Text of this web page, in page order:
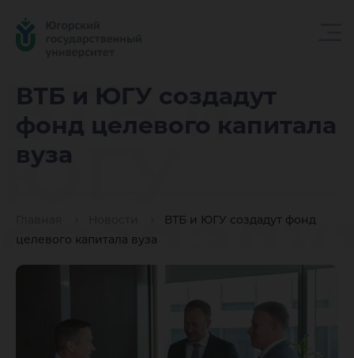
ВТБ и ЮГУ создадут
фонд целевого капитала
вуза
ВТБ и ЮГУ создадут фонд
целевого капитала вуза
ВТБ и
ЮГУ
фонд